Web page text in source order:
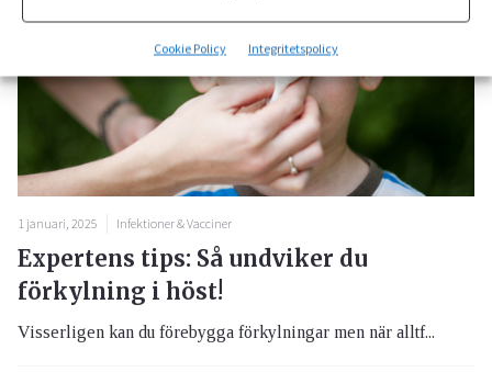
Cookie Policy Integritetspolicy
1 januari, 2025 Infektioner & Vacciner
Expertens tips: Så undviker du
förkylning i höst!
Visserligen kan du förebygga förkylningar men när alltf...